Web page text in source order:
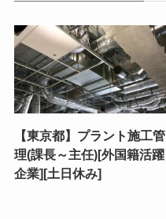
【東京都】プラント施工管
理(課長～主任)[外国籍活躍
企業][土日休み]